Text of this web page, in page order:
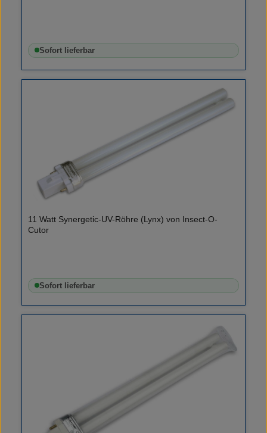
Sofort lieferbar
11 Watt Synergetic-UV-Röhre (Lynx) von Insect-O-
Cutor
Sofort lieferbar